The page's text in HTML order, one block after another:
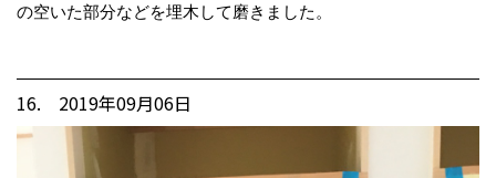
の空いた部分などを埋木して磨きました。
16. 2019年09月06日